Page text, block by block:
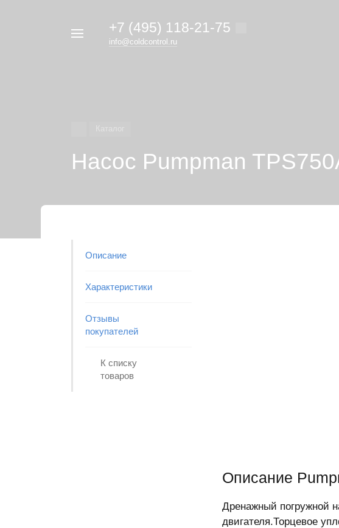
+7 (495) 118-21-75
info@coldcontrol.ru
Насос Pumpman
Описание
Характеристики
Отзывы
покупателей
К списку
товаров
Описание
Дренажный
двигателя.Торцевое